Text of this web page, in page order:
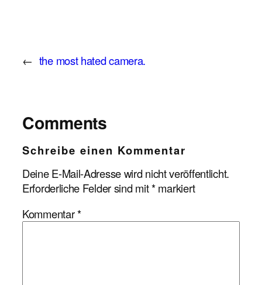
← the most hated camera.
Comments
Schreibe einen Kommentar
Deine E-Mail-Adresse wird nicht veröffentlicht.
Erforderliche Felder sind mit*markiert
Kommentar*